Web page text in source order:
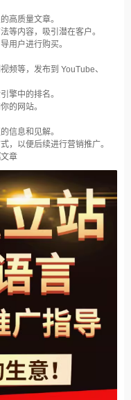
高质量文章。
等内容，吸引潜在客户。
用户进行购买。
频等，发布到 YouTube、
擎中的排名。
的网站。
信息和见解。
，以便后续进行营销推广。
文章